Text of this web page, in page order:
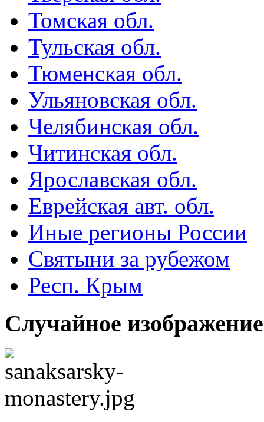
Томская обл.
Тульская обл.
Тюменская обл.
Ульяновская обл.
Челябинская обл.
Читинская обл.
Ярославская обл.
Еврейская авт. обл.
Иные регионы России
Святыни за рубежом
Респ. Крым
Случайное изображение